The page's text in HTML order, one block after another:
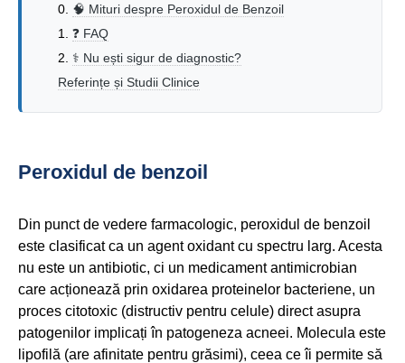
🧠 Mituri despre Peroxidul de Benzoil
❓ FAQ
⚕️ Nu ești sigur de diagnostic?
Referințe și Studii Clinice
Peroxidul de benzoil
Din punct de vedere farmacologic, peroxidul de benzoil
este clasificat ca un agent oxidant cu spectru larg. Acesta
nu este un antibiotic, ci un medicament antimicrobian
care acționează prin oxidarea proteinelor bacteriene, un
proces citotoxic (distructiv pentru celule) direct asupra
patogenilor implicați în patogeneza acneei. Molecula este
lipofilă (are afinitate pentru grăsimi), ceea ce îi permite să